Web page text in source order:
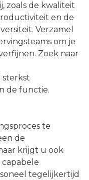
zoals de kwaliteit
en de
Verzamel
om je
Zoek naar
sterkst
de functie.
te
de
krijgt u ook
tegelijkertijd